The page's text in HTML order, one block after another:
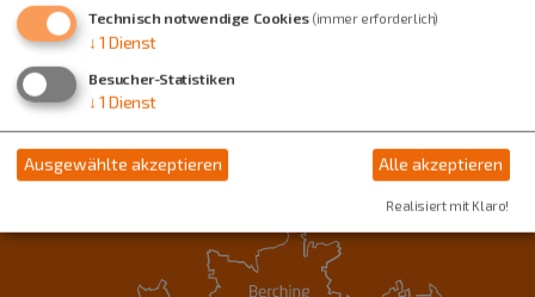
Technisch notwendige Cookies (immer erforderlich)
↓ 1 Dienst
Besucher-Statistiken
↓ 1 Dienst
Ausgewählte akzeptieren Alle akzeptieren
Realisiert mit Klaro!